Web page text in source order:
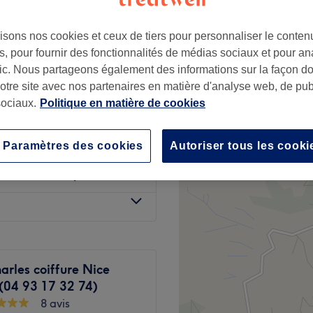
à partir de 5 €
à partir de15 €
coiffure Nice
93 17 32 74)
8 avis
nos cookies et ceux de tiers pour personnaliser le
pour fournir des fonctionnalités de médias sociaux et pour
Nous partageons également des informations sur la façon
site avec nos partenaires en matière d'analyse web, de
Politique en matière de cookies
Autoriser tous les
Paramètres des cookies